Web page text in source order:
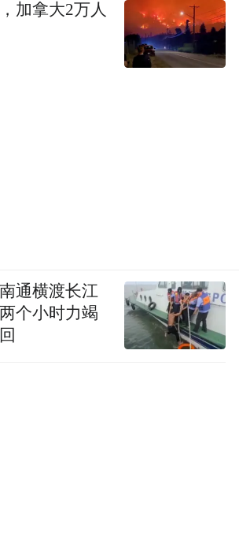
加拿大2万人
通横渡长江
个小时力竭